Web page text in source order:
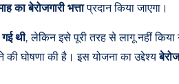
का बेरोजगारी भत्ताप्रदान किया जाएगा।
थी, लेकिन इसे पूरी तरह से लागू नहीं
घोषणा की है। इस योजना का उद्देश्य